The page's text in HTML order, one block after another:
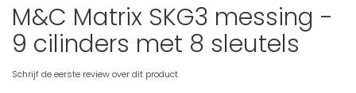
M&C Matrix SKG3 messing -
9 cilinders met 8 sleutels
Schrijf de eerste review over dit product
Ga
naar
het
begin
van